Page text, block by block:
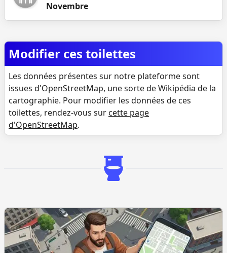
Novembre
Modifier ces toilettes
Les données présentes sur notre plateforme sont
issues d'OpenStreetMap, une sorte de Wikipédia de la
cartographie. Pour modifier les données de ces
toilettes, rendez-vous sur cette page
d'OpenStreetMap.